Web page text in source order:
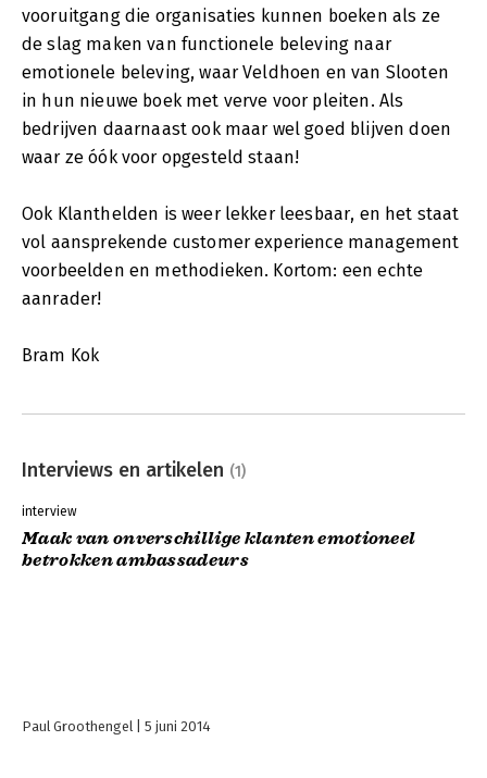
vooruitgang die organisaties kunnen boeken als ze
de slag maken van functionele beleving naar
emotionele beleving, waar Veldhoen en van Slooten
in hun nieuwe boek met verve voor pleiten. Als
bedrijven daarnaast ook maar wel goed blijven doen
waar ze óók voor opgesteld staan!
Ook Klanthelden is weer lekker leesbaar, en het staat
vol aansprekende customer experience management
voorbeelden en methodieken. Kortom: een echte
aanrader!
Bram Kok
Interviews en artikelen (1)
interview
Maak van onverschillige klanten emotioneel
betrokken ambassadeurs
Paul Groothengel 5 juni 2014